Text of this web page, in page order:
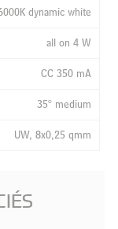
dynamic white
all on 4 W
CC 350 mA
35° medium
UW, 8x0,25 qmm